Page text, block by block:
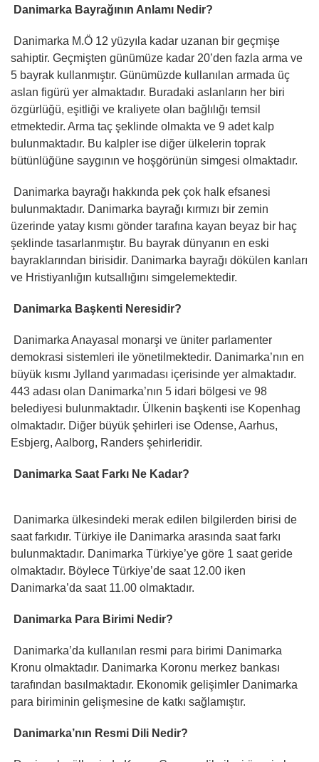
Danimarka Bayrağının Anlamı Nedir?
Danimarka M.Ö 12 yüzyıla kadar uzanan bir geçmişe
sahiptir. Geçmişten günümüze kadar 20’den fazla arma ve
5 bayrak kullanmıştır. Günümüzde kullanılan armada üç
aslan figürü yer almaktadır. Buradaki aslanların her biri
özgürlüğü, eşitliği ve kraliyete olan bağlılığı temsil
etmektedir. Arma taç şeklinde olmakta ve 9 adet kalp
bulunmaktadır. Bu kalpler ise diğer ülkelerin toprak
bütünlüğüne saygının ve hoşgörünün simgesi olmaktadır.
Danimarka bayrağı hakkında pek çok halk efsanesi
bulunmaktadır. Danimarka bayrağı kırmızı bir zemin
üzerinde yatay kısmı gönder tarafına kayan beyaz bir haç
şeklinde tasarlanmıştır. Bu bayrak dünyanın en eski
bayraklarından birisidir. Danimarka bayrağı dökülen kanları
ve Hristiyanlığın kutsallığını simgelemektedir.
Danimarka Başkenti Neresidir?
Danimarka Anayasal monarşi ve üniter parlamenter
demokrasi sistemleri ile yönetilmektedir. Danimarka’nın en
büyük kısmı Jylland yarımadası içerisinde yer almaktadır.
443 adası olan Danimarka’nın 5 idari bölgesi ve 98
belediyesi bulunmaktadır. Ülkenin başkenti ise Kopenhag
olmaktadır. Diğer büyük şehirleri ise Odense, Aarhus,
Esbjerg, Aalborg, Randers şehirleridir.
Danimarka Saat Farkı Ne Kadar?
Danimarka ülkesindeki merak edilen bilgilerden birisi de
saat farkıdır. Türkiye ile Danimarka arasında saat farkı
bulunmaktadır. Danimarka Türkiye’ye göre 1 saat geride
olmaktadır. Böylece Türkiye’de saat 12.00 iken
Danimarka’da saat 11.00 olmaktadır.
Danimarka Para Birimi Nedir?
Danimarka’da kullanılan resmi para birimi Danimarka
Kronu olmaktadır. Danimarka Koronu merkez bankası
tarafından basılmaktadır. Ekonomik gelişimler Danimarka
para biriminin gelişmesine de katkı sağlamıştır.
Danimarka’nın Resmi Dili Nedir?